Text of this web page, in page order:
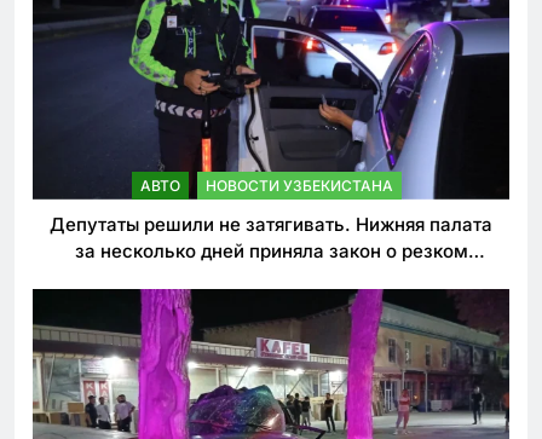
АВТО НОВОСТИ УЗБЕКИСТАНА
Депутаты решили не затягивать. Нижняя палата
за несколько дней приняла закон о резком